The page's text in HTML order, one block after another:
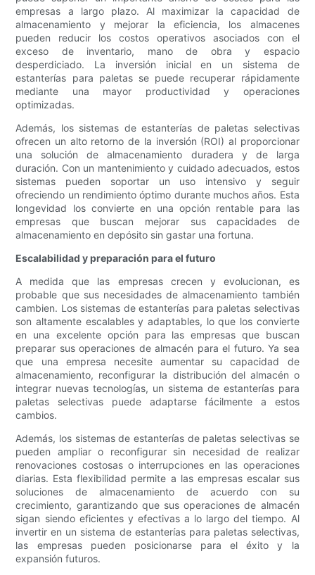
empresas a largo plazo. Al maximizar la capacidad de
almacenamiento y mejorar la eficiencia, los almacenes
pueden reducir los costos operativos asociados con el
exceso de inventario, mano de obra y espacio
desperdiciado. La inversión inicial en un sistema de
estanterías para paletas se puede recuperar rápidamente
mediante una mayor productividad y operaciones
optimizadas.
Además, los sistemas de estanterías de paletas selectivas
ofrecen un alto retorno de la inversión (ROI) al proporcionar
una solución de almacenamiento duradera y de larga
duración. Con un mantenimiento y cuidado adecuados, estos
sistemas pueden soportar un uso intensivo y seguir
ofreciendo un rendimiento óptimo durante muchos años. Esta
longevidad los convierte en una opción rentable para las
empresas que buscan mejorar sus capacidades de
almacenamiento en depósito sin gastar una fortuna.
Escalabilidad y preparación para el futuro
A medida que las empresas crecen y evolucionan, es
probable que sus necesidades de almacenamiento también
cambien. Los sistemas de estanterías para paletas selectivas
son altamente escalables y adaptables, lo que los convierte
en una excelente opción para las empresas que buscan
preparar sus operaciones de almacén para el futuro. Ya sea
que una empresa necesite aumentar su capacidad de
almacenamiento, reconfigurar la distribución del almacén o
integrar nuevas tecnologías, un sistema de estanterías para
paletas selectivas puede adaptarse fácilmente a estos
cambios.
Además, los sistemas de estanterías de paletas selectivas se
pueden ampliar o reconfigurar sin necesidad de realizar
renovaciones costosas o interrupciones en las operaciones
diarias. Esta flexibilidad permite a las empresas escalar sus
soluciones de almacenamiento de acuerdo con su
crecimiento, garantizando que sus operaciones de almacén
sigan siendo eficientes y efectivas a lo largo del tiempo. Al
invertir en un sistema de estanterías para paletas selectivas,
las empresas pueden posicionarse para el éxito y la
expansión futuros.